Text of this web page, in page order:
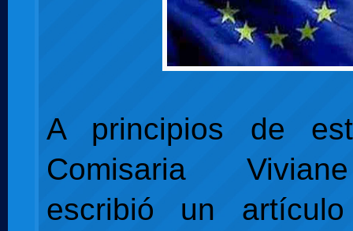
A principios de
Comisaria
escribió un